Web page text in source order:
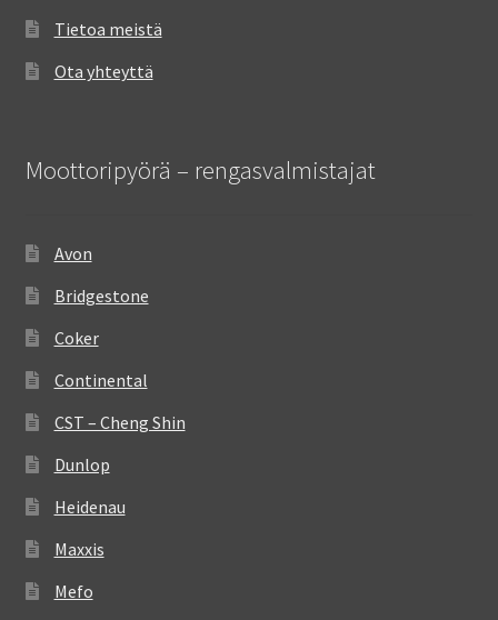
Tietoa meistä
Ota yhteyttä
Moottoripyörä – rengasvalmistajat
Avon
Bridgestone
Coker
Continental
CST – Cheng Shin
Dunlop
Heidenau
Maxxis
Mefo